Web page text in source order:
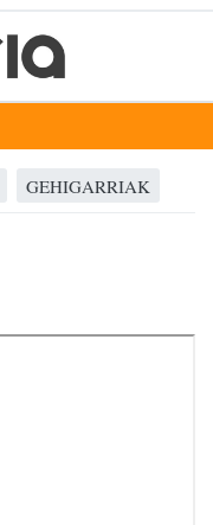
GEHIGARRIAK